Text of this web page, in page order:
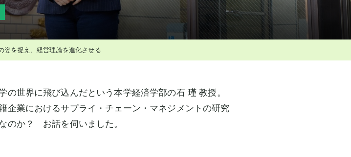
姿を捉え、経営理論を進化させる
世界に飛び込んだという本学経済学部の石 瑾 教授。
企業におけるサプライ・チェーン・マネジメントの研究
のか？ お話を伺いました。